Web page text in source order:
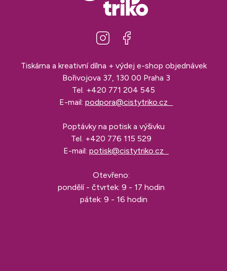
Tiskárna a kreativní dílna + výdej e-shop objednávek
Bořivojova 37, 130 00 Praha 3
Tel. +420 771 204 545
E-mail: podpora@cistytriko.cz
Poptávky na potisk a výšivku
Tel. +420 776 115 529
E-mail: potisk@cistytriko.cz
Otevřeno:
pondělí - čtvrtek: 9 - 17 hodin
pátek: 9 - 16 hodin